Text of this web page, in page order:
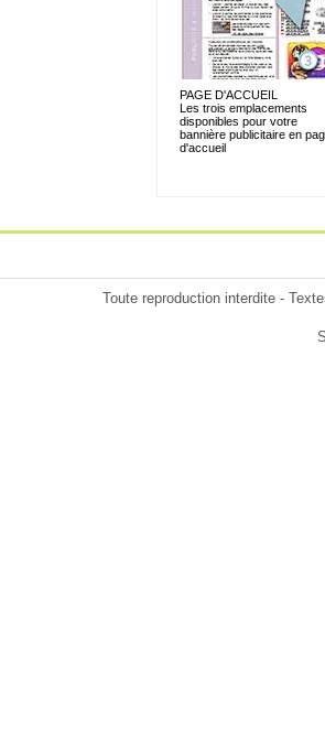
PAGE D'ACCUEIL
Les trois emplacements
disponibles pour votre
bannière publicitaire en
d'accueil
Toute reproduction interdite -